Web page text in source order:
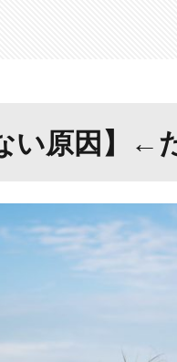
い原因】←